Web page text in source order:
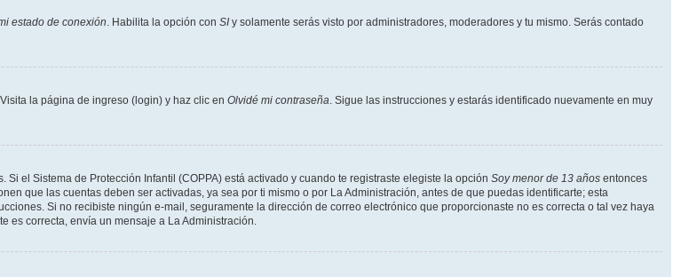
estado de conexión . Habilita la opción con SI y solamente serás visto por administradores, moderadores y tu mismo. Serás contado
la página de ingreso (login) y haz clic en Olvidé mi contraseña . Sigue las instrucciones y estarás identificado nuevamente en muy
el Sistema de Protección Infantil (COPPA) está activado y cuando te registraste elegiste la opción Soy menor de 13 años entonces
que las cuentas deben ser activadas, ya sea por ti mismo o por La Administración, antes de que puedas identificarte; esta
Si no recibiste ningún e-mail, seguramente la dirección de correo electrónico que proporcionaste no es correcta o tal vez haya
es correcta, envía un mensaje a La Administración.